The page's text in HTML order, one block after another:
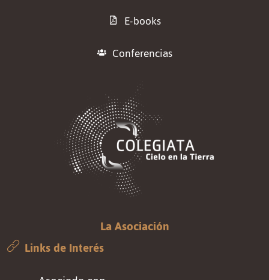
E-books
Conferencias
La Asociación
Links de Interés